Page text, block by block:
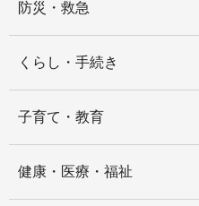
防災・救急
くらし・手続き
子育て・教育
健康・医療・福祉